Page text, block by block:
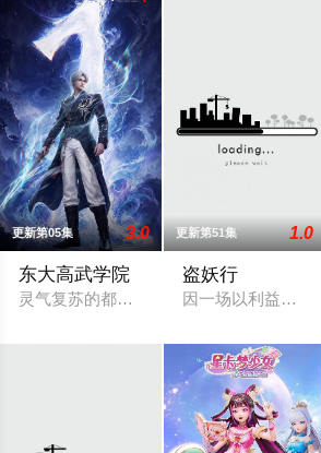
更新第05集 3.0
东大高武学院
灵气复苏的都市，妖魔入侵威胁来袭，
更新第51集 1.0
盗妖行
因一场以利益交换